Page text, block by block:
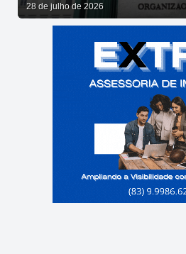
28 de julho de 2026